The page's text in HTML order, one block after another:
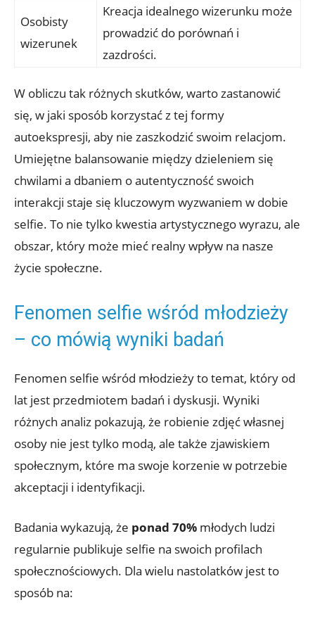
Osobisty
wizerunek
Kreacja idealnego wizerunku może
prowadzić do porównań i
zazdrości.
W ‍obliczu tak różnych skutków, warto zastanowić⁤
się, w jaki sposób korzystać z tej formy
autoekspresji, aby nie zaszkodzić​ swoim relacjom.
Umiejętne balansowanie między dzieleniem się
chwilami a dbaniem ⁤o autentyczność swoich
interakcji staje się kluczowym wyzwaniem w dobie
selfie. To nie tylko kwestia artystycznego wyrazu, ale
obszar, który może mieć realny wpływ na nasze
życie społeczne.
Fenomen selfie wśród młodzieży
– co mówią wyniki badań
Fenomen selfie wśród młodzieży to temat, który od
lat jest przedmiotem badań i dyskusji.⁤ Wyniki
różnych analiz pokazują, że ⁤robienie zdjęć własnej
osoby nie jest tylko modą, ⁤ale także ⁤zjawiskiem‍
społecznym, które ma swoje korzenie w potrzebie
akceptacji i ⁤identyfikacji.
Badania ​wykazują, że ponad 70% młodych ludzi
regularnie publikuje selfie⁤ na⁢ swoich profilach
‍społecznościowych. Dla wielu nastolatków jest to
sposób na: